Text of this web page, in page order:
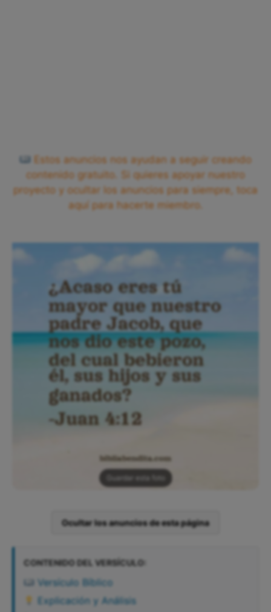
Estos anuncios nos ayudan a seguir creando
contenido gratuito. Si quieres apoyar nuestro
proyecto y ocultar los anuncios para siempre, toca
aquí para hacerte miembro.
Guardar esta foto
Ocultar los anuncios de esta página
CONTENIDO DEL VERSÍCULO:
Versículo Bíblico
Explicación y Análisis